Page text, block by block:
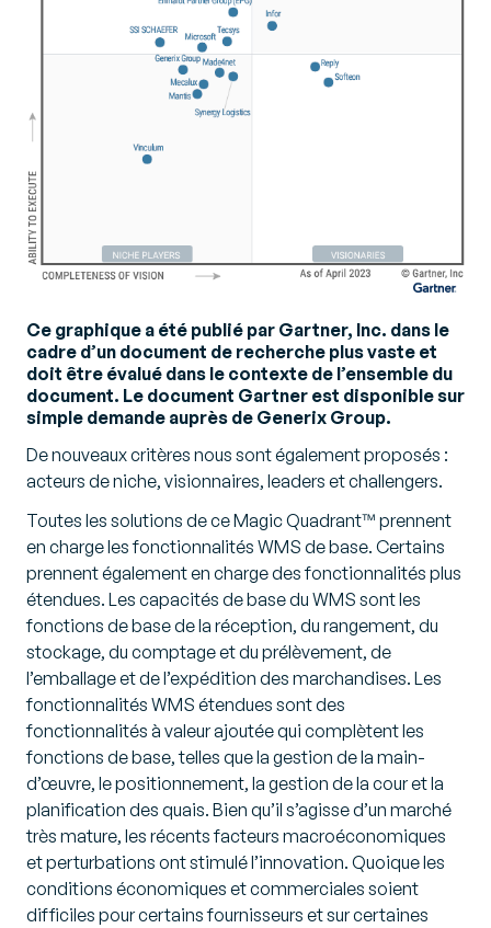
Ce graphique a été publié par Gartner, Inc. dans le
cadre d’un document de recherche plus vaste et
doit être évalué dans le contexte de l’ensemble du
document. Le document Gartner est disponible sur
simple demande auprès de Generix Group.
De nouveaux critères nous sont également proposés :
acteurs de niche, visionnaires, leaders et challengers.
Toutes les solutions de ce Magic Quadrant™ prennent
en charge les fonctionnalités WMS de base. Certains
prennent également en charge des fonctionnalités plus
étendues. Les capacités de base du WMS sont les
fonctions de base de la réception, du rangement, du
stockage, du comptage et du prélèvement, de
l’emballage et de l’expédition des marchandises. Les
fonctionnalités WMS étendues sont des
fonctionnalités à valeur ajoutée qui complètent les
fonctions de base, telles que la gestion de la main-
d’œuvre, le positionnement, la gestion de la cour et la
planification des quais. Bien qu’il s’agisse d’un marché
très mature, les récents facteurs macroéconomiques
et perturbations ont stimulé l’innovation. Quoique les
conditions économiques et commerciales soient
difficiles pour certains fournisseurs et sur certaines